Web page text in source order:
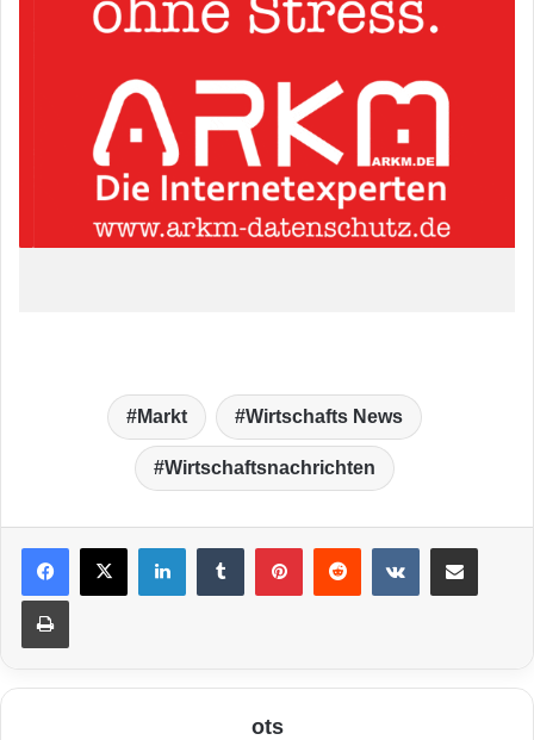
Markt Wirtschafts News
Wirtschaftsnachrichten
LinkedIn VKontakte
Drucken
ots